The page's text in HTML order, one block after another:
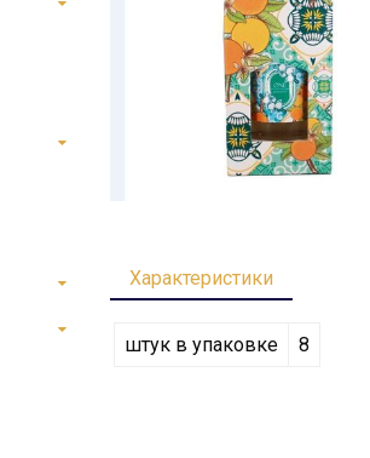
Характеристики
штук в упаковке 8